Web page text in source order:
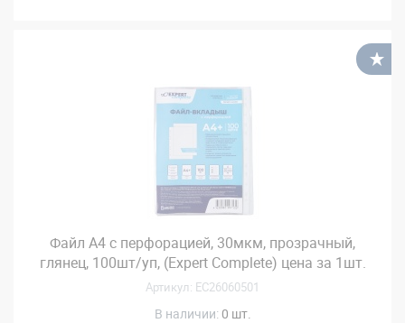
Файл А4 с перфорацией, 30мкм, прозрачный,
глянец, 100шт/уп, (Expert Complete) цена за 1шт.
Артикул: EC26060501
В наличии: 0 шт.